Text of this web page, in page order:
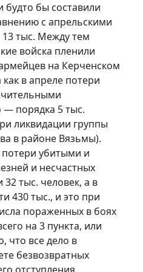
будто бы составили
с апрельскими
тыс. Между тем
войска пленили
на Керченском
как в апреле потери
порядка 5 тыс.
ликвидации группы
в районе Вязьмы).
потери убитыми и
и несчастных
тыс. человек, а в
430 тыс., и это при
пораженных в боях
на 3 пункта, или
что все дело в
безвозвратных